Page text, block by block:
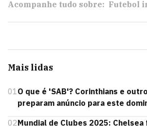
Acompanhe tudo sobre: Futebol
Mais lidas
01O que é 'SAB'? Corinthians e
preparam anúncio para este
02Mundial de Clubes 2025: